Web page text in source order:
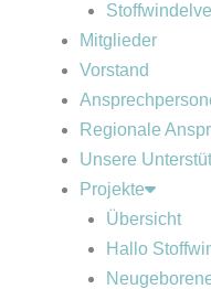
Mitglieder
Vorstand
Regionale
Unsere
Projekte
Übersicht
Hallo